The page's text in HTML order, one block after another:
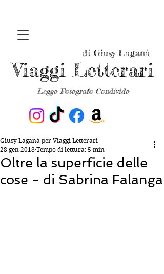
Leggo Fotografo Condivido
Viaggi Letterari
di Giusy Laganà
Oltre la superficie delle
cose - di Sabrina Falanga
Giusy Laganà per Viaggi Letterari
28 gen 2018 Tempo di lettura: 5 min